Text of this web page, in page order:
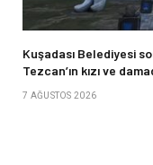
Kuşadası Belediyesi
Tezcan’ın kızı ve
7 AĞUSTOS 2026